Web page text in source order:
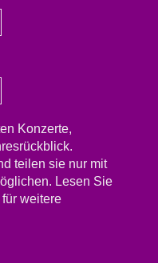
Konzerte,
teilen sie nur mit
Lesen Sie
für weitere